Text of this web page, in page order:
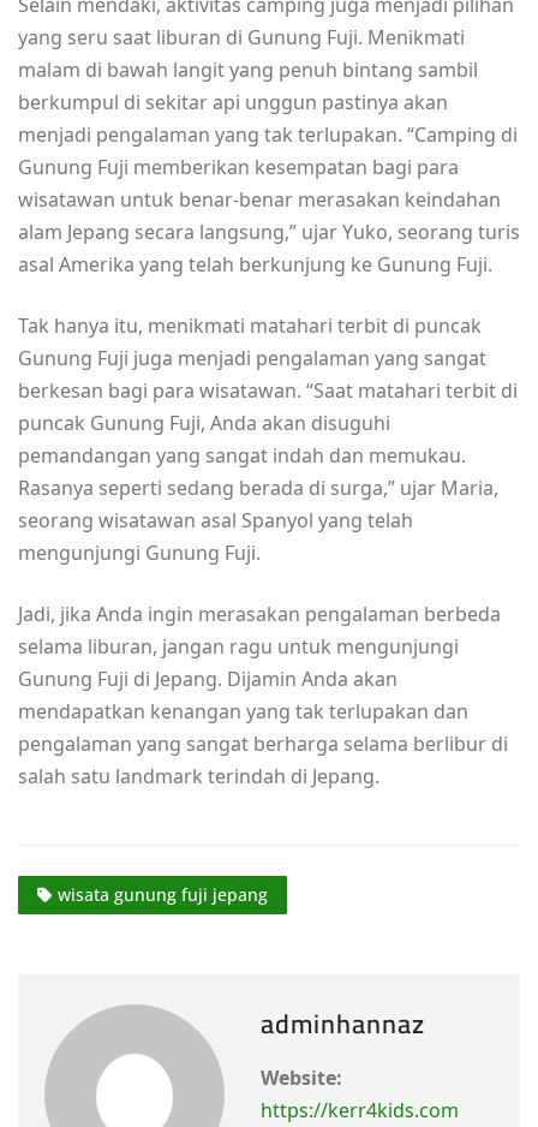
yang seru saat liburan di Gunung Fuji. Menikmati
malam di bawah langit yang penuh bintang sambil
berkumpul di sekitar api unggun pastinya akan
menjadi pengalaman yang tak terlupakan. “Camping di
Gunung Fuji memberikan kesempatan bagi para
wisatawan untuk benar-benar merasakan keindahan
alam Jepang secara langsung,” ujar Yuko, seorang turis
asal Amerika yang telah berkunjung ke Gunung Fuji.
Tak hanya itu, menikmati matahari terbit di puncak
Gunung Fuji juga menjadi pengalaman yang sangat
berkesan bagi para wisatawan. “Saat matahari terbit di
puncak Gunung Fuji, Anda akan disuguhi
pemandangan yang sangat indah dan memukau.
Rasanya seperti sedang berada di surga,” ujar Maria,
seorang wisatawan asal Spanyol yang telah
mengunjungi Gunung Fuji.
Jadi, jika Anda ingin merasakan pengalaman berbeda
selama liburan, jangan ragu untuk mengunjungi
Gunung Fuji di Jepang. Dijamin Anda akan
mendapatkan kenangan yang tak terlupakan dan
pengalaman yang sangat berharga selama berlibur di
salah satu landmark terindah di Jepang.
wisata gunung fuji jepang
adminhannaz
Website:
https://kerr4kids.com